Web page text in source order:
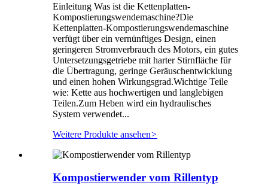
Einleitung Was ist die Kettenplatten-
Kompostierungswendemaschine?Die
Kettenplatten-Kompostierungswendemaschine
verfügt über ein vernünftiges Design, einen
geringeren Stromverbrauch des Motors, ein gutes
Untersetzungsgetriebe mit harter Stirnfläche für
die Übertragung, geringe Geräuschentwicklung
und einen hohen Wirkungsgrad.Wichtige Teile
wie: Kette aus hochwertigen und langlebigen
Teilen.Zum Heben wird ein hydraulisches
System verwendet...
Weitere Produkte ansehen>
Kompostierwender vom Rillentyp